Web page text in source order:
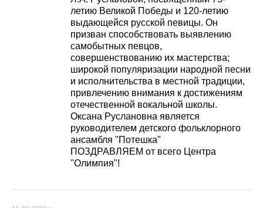
летию Великой Победы и 120-летию
выдающейся русской певицы. Он
призван способствовать выявлению
самобытных певцов,
совершенствованию их мастерства;
широкой популяризации народной песни
и исполнительства в местной традиции,
привлечению внимания к достижениям
отечественной вокальной школы.
Оксана Руслановна является
руководителем детского фольклорного
ансамбля "Потешка"
ПОЗДРАВЛЯЕМ от всего Центра
"Олимпия"!